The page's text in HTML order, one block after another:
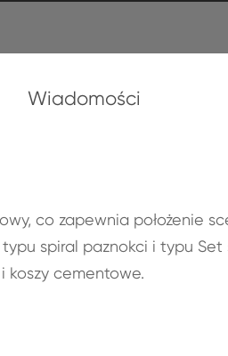
Wiadomości
co zapewnia położenie
spiral paznokci i typu Set
koszy cementowe.